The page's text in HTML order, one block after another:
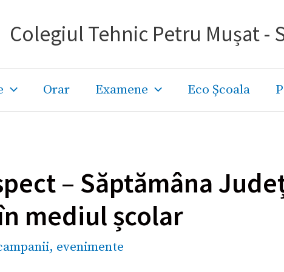
Colegiul Tehnic Petru Mușat -
Orar Examene Eco Școala
– Săptămâna
mediul școlar
, evenimente